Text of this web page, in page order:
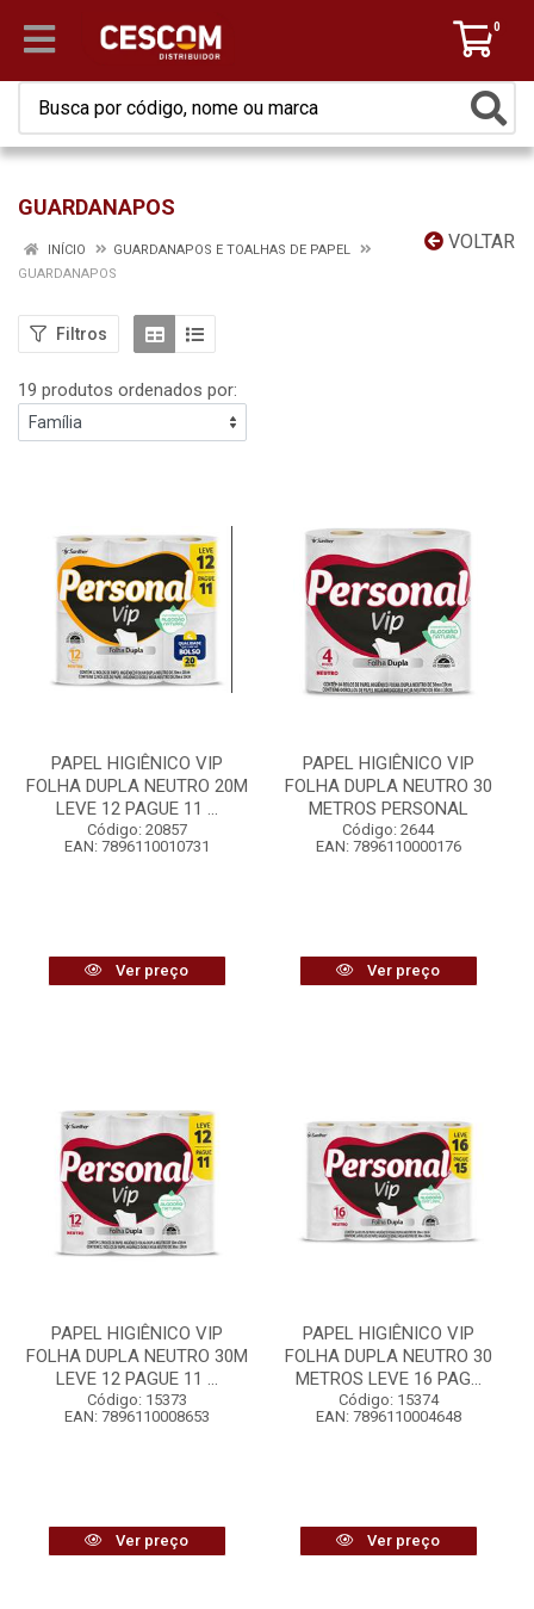
0
GUARDANAPOS
VOLTAR
INÍCIO
GUARDANAPOS E TOALHAS DE PAPEL
GUARDANAPOS
Filtros
19 produtos ordenados por:
PAPEL HIGIÊNICO VIP
FOLHA DUPLA NEUTRO 20M
LEVE 12 PAGUE 11 ...
Código: 20857
EAN: 7896110010731
Ver preço
PAPEL HIGIÊNICO VIP
FOLHA DUPLA NEUTRO 30
METROS PERSONAL
Código: 2644
EAN: 7896110000176
Ver preço
PAPEL HIGIÊNICO VIP
FOLHA DUPLA NEUTRO 30M
LEVE 12 PAGUE 11 ...
Código: 15373
EAN: 7896110008653
Ver preço
PAPEL HIGIÊNICO VIP
FOLHA DUPLA NEUTRO 30
METROS LEVE 16 PAG...
Código: 15374
EAN: 7896110004648
Ver preço